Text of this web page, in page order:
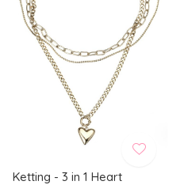
Ketting - 3 in 1 Heart